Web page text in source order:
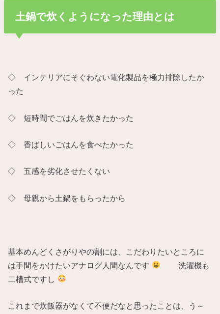
土鍋で炊くようになった理由とは
◇ インテリアにそぐわない電化製品を極力排除したか
った
◇ 短時間でごはんを炊きたかった
◇ 香ばしいごはんを食べたかった
◇ 五感を劣化させたくない
◇ 母親から土鍋をもらったから
基本めんどくさがりやの割には、こだわりたいところに
は手間をかけたいアナログ人間なんです
洗濯機も
二槽式ですし
これまで炊飯器がなくて不便だなと思ったことは、う～